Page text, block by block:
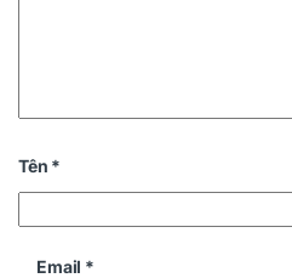
Tên *
Email *